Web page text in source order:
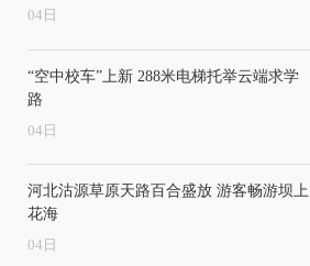
04 日
“空中校车”上新 288米电梯托举云端求学
路
04 日
河北沽源草原天路百合盛放 游客畅游坝上
花海
04 日